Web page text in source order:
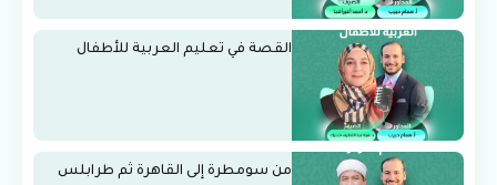
القصة في تعليم العربية للأطفال
من سومطرة إلى القاهرة ثم طرابلس